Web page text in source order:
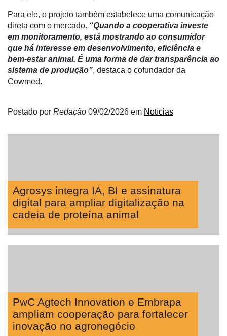
Para ele, o projeto também estabelece uma comunicação
direta com o mercado. “Quando a cooperativa investe
em monitoramento, está mostrando ao consumidor
que há interesse em desenvolvimento, eficiência e
bem-estar animal. É uma forma de dar transparência ao
sistema de produção”, destaca o cofundador da
Cowmed.
Postado por Redação 09/02/2026 em Notícias
Agrosys integra IA, BI e assinatura
digital para ampliar digitalização na
cadeia de proteína animal
PwC Agtech Innovation e Embrapa
ampliam cooperação para fortalecer
inovação no agronegócio